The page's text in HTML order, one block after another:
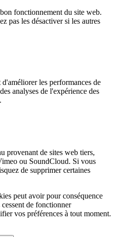
fonctionnement du site web.
pas les désactiver si les autres
les performances de
analyses de l'expérience des
provenant de sites web tiers,
ou SoundCloud. Si vous
de supprimer certaines
peut avoir pour conséquence
de fonctionner
vos préférences à tout moment.